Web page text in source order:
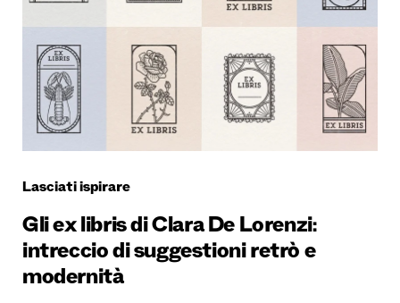
Lasciati ispirare
Gli ex libris di Clara De Lorenzi:
intreccio di suggestioni retrò e
modernità